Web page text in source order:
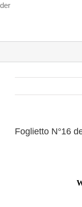
derSalta
Foglietto N°16